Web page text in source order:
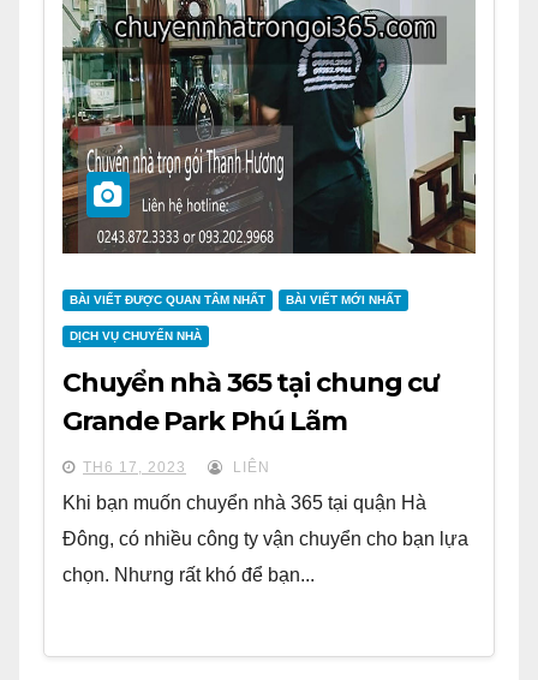
BÀI VIẾT ĐƯỢC QUAN TÂM NHẤT BÀI VIẾT MỚI NHẤT
DỊCH VỤ CHUYỂN NHÀ
Chuyển nhà 365 tại chung cư
Grande Park Phú Lãm
TH6 17, 2023 LIÊN
Khi bạn muốn chuyển nhà 365 tại quận Hà
Đông, có nhiều công ty vận chuyển cho bạn lựa
chọn. Nhưng rất khó để bạn...